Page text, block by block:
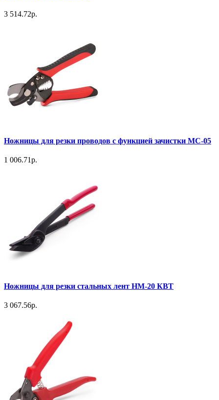
3 514.72р.
Ножницы для резки проводов с функцией зачистки MC-05
1 006.71р.
Ножницы для резки стальных лент НМ-20 КВТ
3 067.56р.